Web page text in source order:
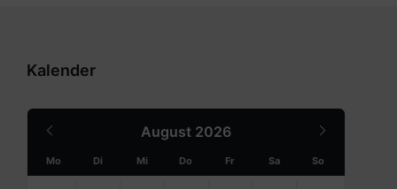
Kalender
August 2026
Month
Mo Di Mi Do Fr Sa So